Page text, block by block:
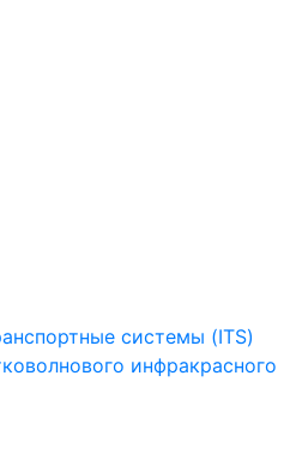
системы (ITS)
инфракрасного